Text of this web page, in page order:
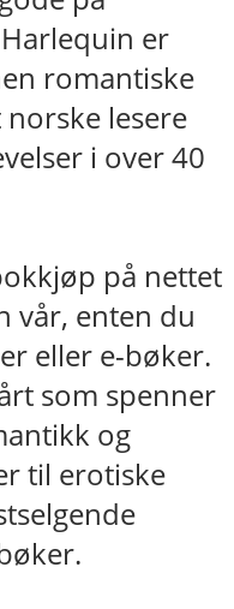
er
romantiske
lesere
i over 40
på nettet
vår, enten du
eller e-bøker.
som spenner
og
til erotiske